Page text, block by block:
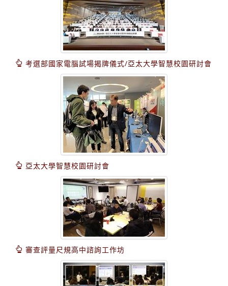
考選部國家電腦試場揭牌儀式/亞太大學智慧校園研討會
亞太大學智慧校園研討會
審查評量尺規高中諮詢工作坊